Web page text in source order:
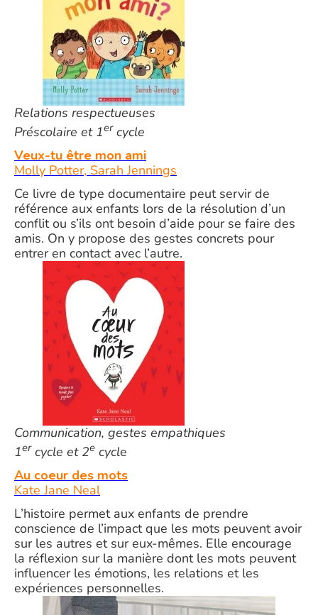
Relations respectueuses
Préscolaire et 1ercycle
Veux-tu être mon ami
Molly Potter, Sarah Jennings
Ce livre de type documentaire peut servir de
référence aux enfants lors de la résolution d’un
conflit ou s’ils ont besoin d’aide pour se faire des
amis. On y propose des gestes concrets pour
entrer en contact avec l’autre.
Communication, gestes empathiques
1ercycle et 2e cycle
Au coeur des mots
Kate Jane Neal
L’histoire permet aux enfants de prendre
conscience de l’impact que les mots peuvent avoir
sur les autres et sur eux-mêmes. Elle encourage
la réflexion sur la manière dont les mots peuvent
influencer les émotions, les relations et les
expériences personnelles.